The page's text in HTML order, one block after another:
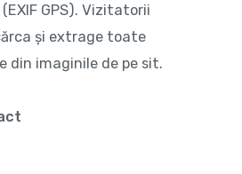
GPS). Vizitatorii
și extrage toate
din imaginile de pe sit.